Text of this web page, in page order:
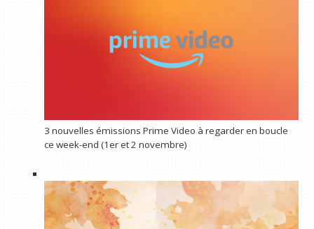
3 nouvelles émissions Prime Video à regarder en boucle
ce week-end (1er et 2 novembre)